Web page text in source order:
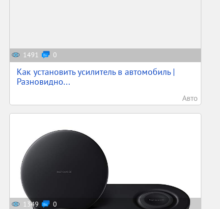
1491 0
Как установить усилитель в автомобиль |
Разновидно...
Авто
1349 0